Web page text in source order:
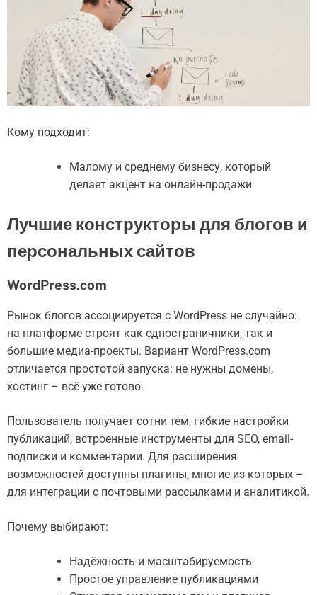
Кому подходит:
Малому и среднему бизнесу, который
делает акцент на онлайн-продажи
Лучшие конструкторы для блогов и
персональных сайтов
WordPress.com
Рынок блогов ассоциируется с WordPress не случайно:
на платформе строят как одностраничники, так и
большие медиа-проекты. Вариант WordPress.com
отличается простотой запуска: не нужны домены,
хостинг – всё уже готово.
Пользователь получает сотни тем, гибкие настройки
публикаций, встроенные инструменты для SEO, email-
подписки и комментарии. Для расширения
возможностей доступны плагины, многие из которых –
для интеграции с почтовыми рассылками и аналитикой.
Почему выбирают:
Надёжность и масштабируемость
Простое управление публикациями